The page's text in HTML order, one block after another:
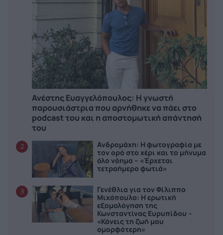
Ανέστης Ευαγγελόπουλος: Η γνωστή
παρουσιάστρια που αρνήθηκε να πάει στο
podcast του και η αποστομωτική απάντησή
του
2
Ανδρομάχη: Η φωτογραφία με
τον ορό στο χέρι και το μήνυμα
όλο νόημα – «Έρχεται
τετραήμερο φωτιά»
3
Γενέθλια για τον Φίλιππο
Μιχόπουλο: Η ερωτική
εξομολόγηση της
Κωνσταντίνας Ευρυπίδου –
«Κάνεις τη ζωή μου
ομορφότερη»